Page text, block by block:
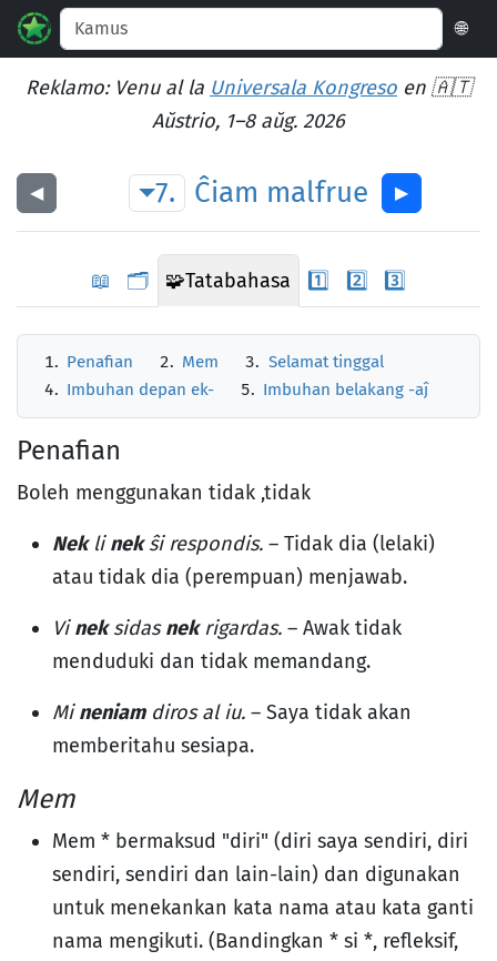
🌐
Reklamo: Venu al la Universala Kongreso en 🇦🇹
Aŭstrio, 1–8 aŭg. 2026
◀︎ 7. Ĉiam malfrue ▶︎
📖 🗂️ 🧩Tatabahasa 1️⃣ 2️⃣ 3️⃣
Penafian Mem
Selamat tinggal
Imbuhan depan ek-
Imbuhan belakang -aĵ
Penafian
Boleh menggunakan tidak ,tidak
Neklinekŝi respondis. – Tidak dia (lelaki)
atau tidak dia (perempuan) menjawab.
Vineksidasnekrigardas. – Awak tidak
menduduki dan tidak memandang.
Mineniamdiros al iu. – Saya tidak akan
memberitahu sesiapa.
Mem
Mem * bermaksud "diri" (diri saya sendiri, diri
sendiri, sendiri dan lain-lain) dan digunakan
untuk menekankan kata nama atau kata ganti
nama mengikuti. (Bandingkan * si *, refleksif,